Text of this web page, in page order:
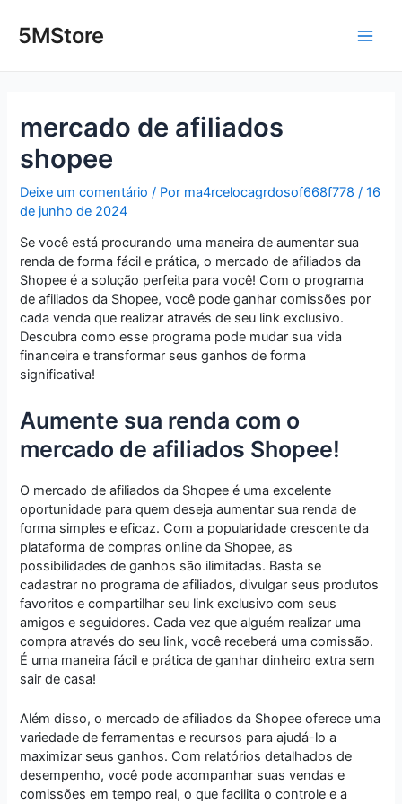
para5MStore
mercado de afiliados
shopee
Deixe um comentário / Por ma4rcelocagrdosof668f778/16
de junho de 2024
Se você está procurando uma maneira de aumentar sua
renda de forma fácil e prática, o mercado de afiliados da
Shopee é a solução perfeita para você! Com o programa
de afiliados da Shopee, você pode ganhar comissões por
cada venda que realizar através de seu link exclusivo.
Descubra como esse programa pode mudar sua vida
financeira e transformar seus ganhos de forma
significativa!
Aumente sua renda com o
mercado de afiliados Shopee!
O mercado de afiliados da Shopee é uma excelente
oportunidade para quem deseja aumentar sua renda de
forma simples e eficaz. Com a popularidade crescente da
plataforma de compras online da Shopee, as
possibilidades de ganhos são ilimitadas. Basta se
cadastrar no programa de afiliados, divulgar seus produtos
favoritos e compartilhar seu link exclusivo com seus
amigos e seguidores. Cada vez que alguém realizar uma
compra através do seu link, você receberá uma comissão.
É uma maneira fácil e prática de ganhar dinheiro extra sem
sair de casa!
Além disso, o mercado de afiliados da Shopee oferece uma
variedade de ferramentas e recursos para ajudá-lo a
maximizar seus ganhos. Com relatórios detalhados de
desempenho, você pode acompanhar suas vendas e
comissões em tempo real, o que facilita o controle e a
navigation